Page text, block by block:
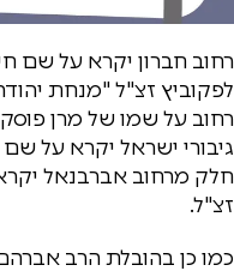
רחוב חברון יקרא על שם
לפקוביץ זצ"ל "מנחת
רחוב על שמו של מרן פוסק
גיבורי ישראל יקרא על
חלק מרחוב אברבנאל
זצ"ל.
כמו כן בהובלת הרב